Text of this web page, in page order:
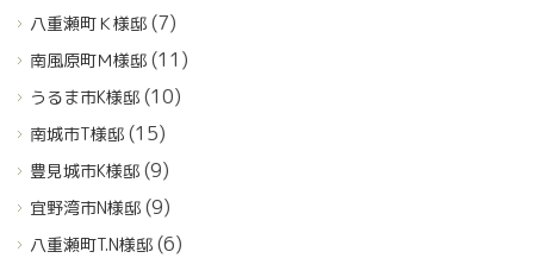
八重瀬町Ｋ様邸 (7)
南風原町Ｍ様邸 (11)
うるま市K様邸 (10)
南城市T様邸 (15)
豊見城市K様邸 (9)
宜野湾市N様邸 (9)
八重瀬町T.N様邸 (6)